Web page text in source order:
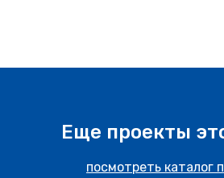
Еще проекты
посмотреть каталог